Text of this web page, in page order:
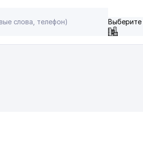
Выберите